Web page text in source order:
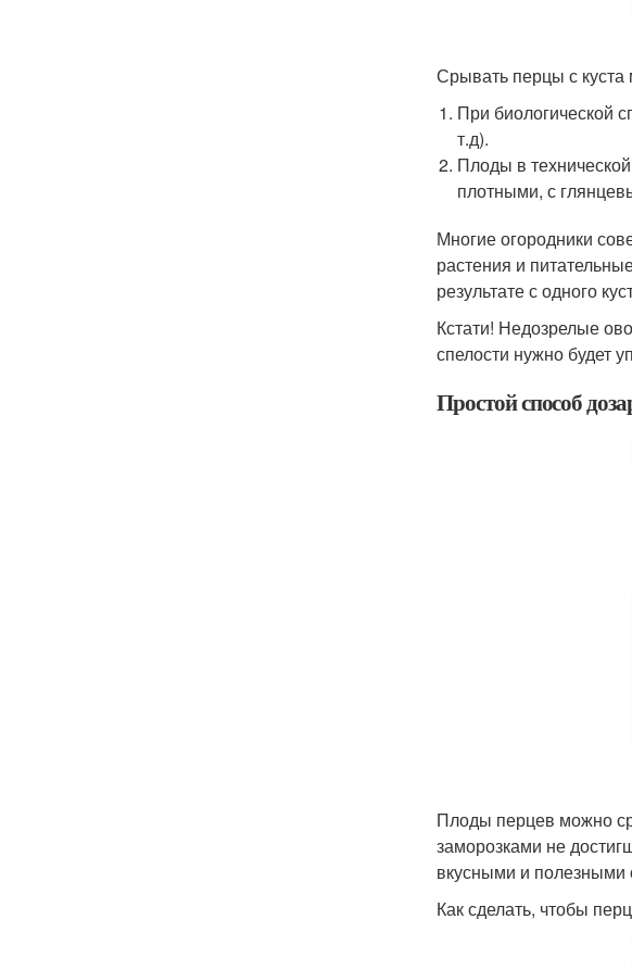
Срывать перцы с куста
При биологической
т.д).
Плоды в
плотными, с
Многие огородники
растения и
результате с одного
Кстати! Недозрелые
спелости нужно будет
Простой способ
Плоды перцев можно
заморозками не
вкусными и
Как сделать, чтобы